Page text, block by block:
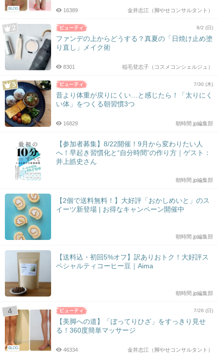
BLOG 金井志江（脚やせコンサルタント）
16389
8/2 (日)
ファンデの上からどうする？真夏の「日焼け止め塗
り直し」メイク術
稲毛登志子（コスメコンシェルジュ）
8301
7/30 (木)
昔より体重が戻りにくい…と感じたら！「太りにく
い体」をつくる朝習慣3つ
朝時間.jp編集部
16829
【参加者募集】8/22開催！9月から変わりたい人
へ！早起き習慣化と“自分時間”の作り方｜ゲスト：
井上皓史さん
朝時間.jp編集部
【2個で送料無料！】大好評「おかしめいと」のス
イーツ新登場 | お得なキャンペーン開催中
朝時間.jp編集部
【送料込・初回5%オフ】訳ありおトク！大好評ス
ペシャルティコーヒー豆｜Aima
朝時間.jp編集部
BLOG
7/26 (日)
【美脚への道】「ぼってりひざ」をすっきり見せ
る！360度簡単マッサージ
金井志江（脚やせコンサルタント）
46334